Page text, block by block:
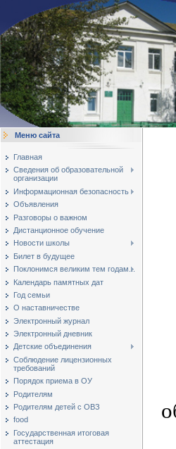
Меню сайта
Главная
Сведения об образовательной
организации
Информационная безопасность
Объявления
Разговоры о важном
Дистанционное обучение
Новости школы
Билет в будущее
Поклонимся великим тем годам...
Календарь памятных дат
Год семьи
О наставничестве
Электронный журнал
Электронный дневник
Детские объединения
Соблюдение лицензионных
требований
Порядок приема в ОУ
Родителям
Родителям детей с ОВЗ
food
Государственная итоговая
аттестация